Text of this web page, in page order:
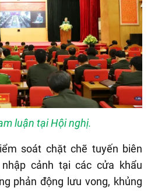
luận tại Hội nghị.
soát chặt chẽ tuyến biên
cảnh tại các cửa khẩu
phản động lưu vong, khủng